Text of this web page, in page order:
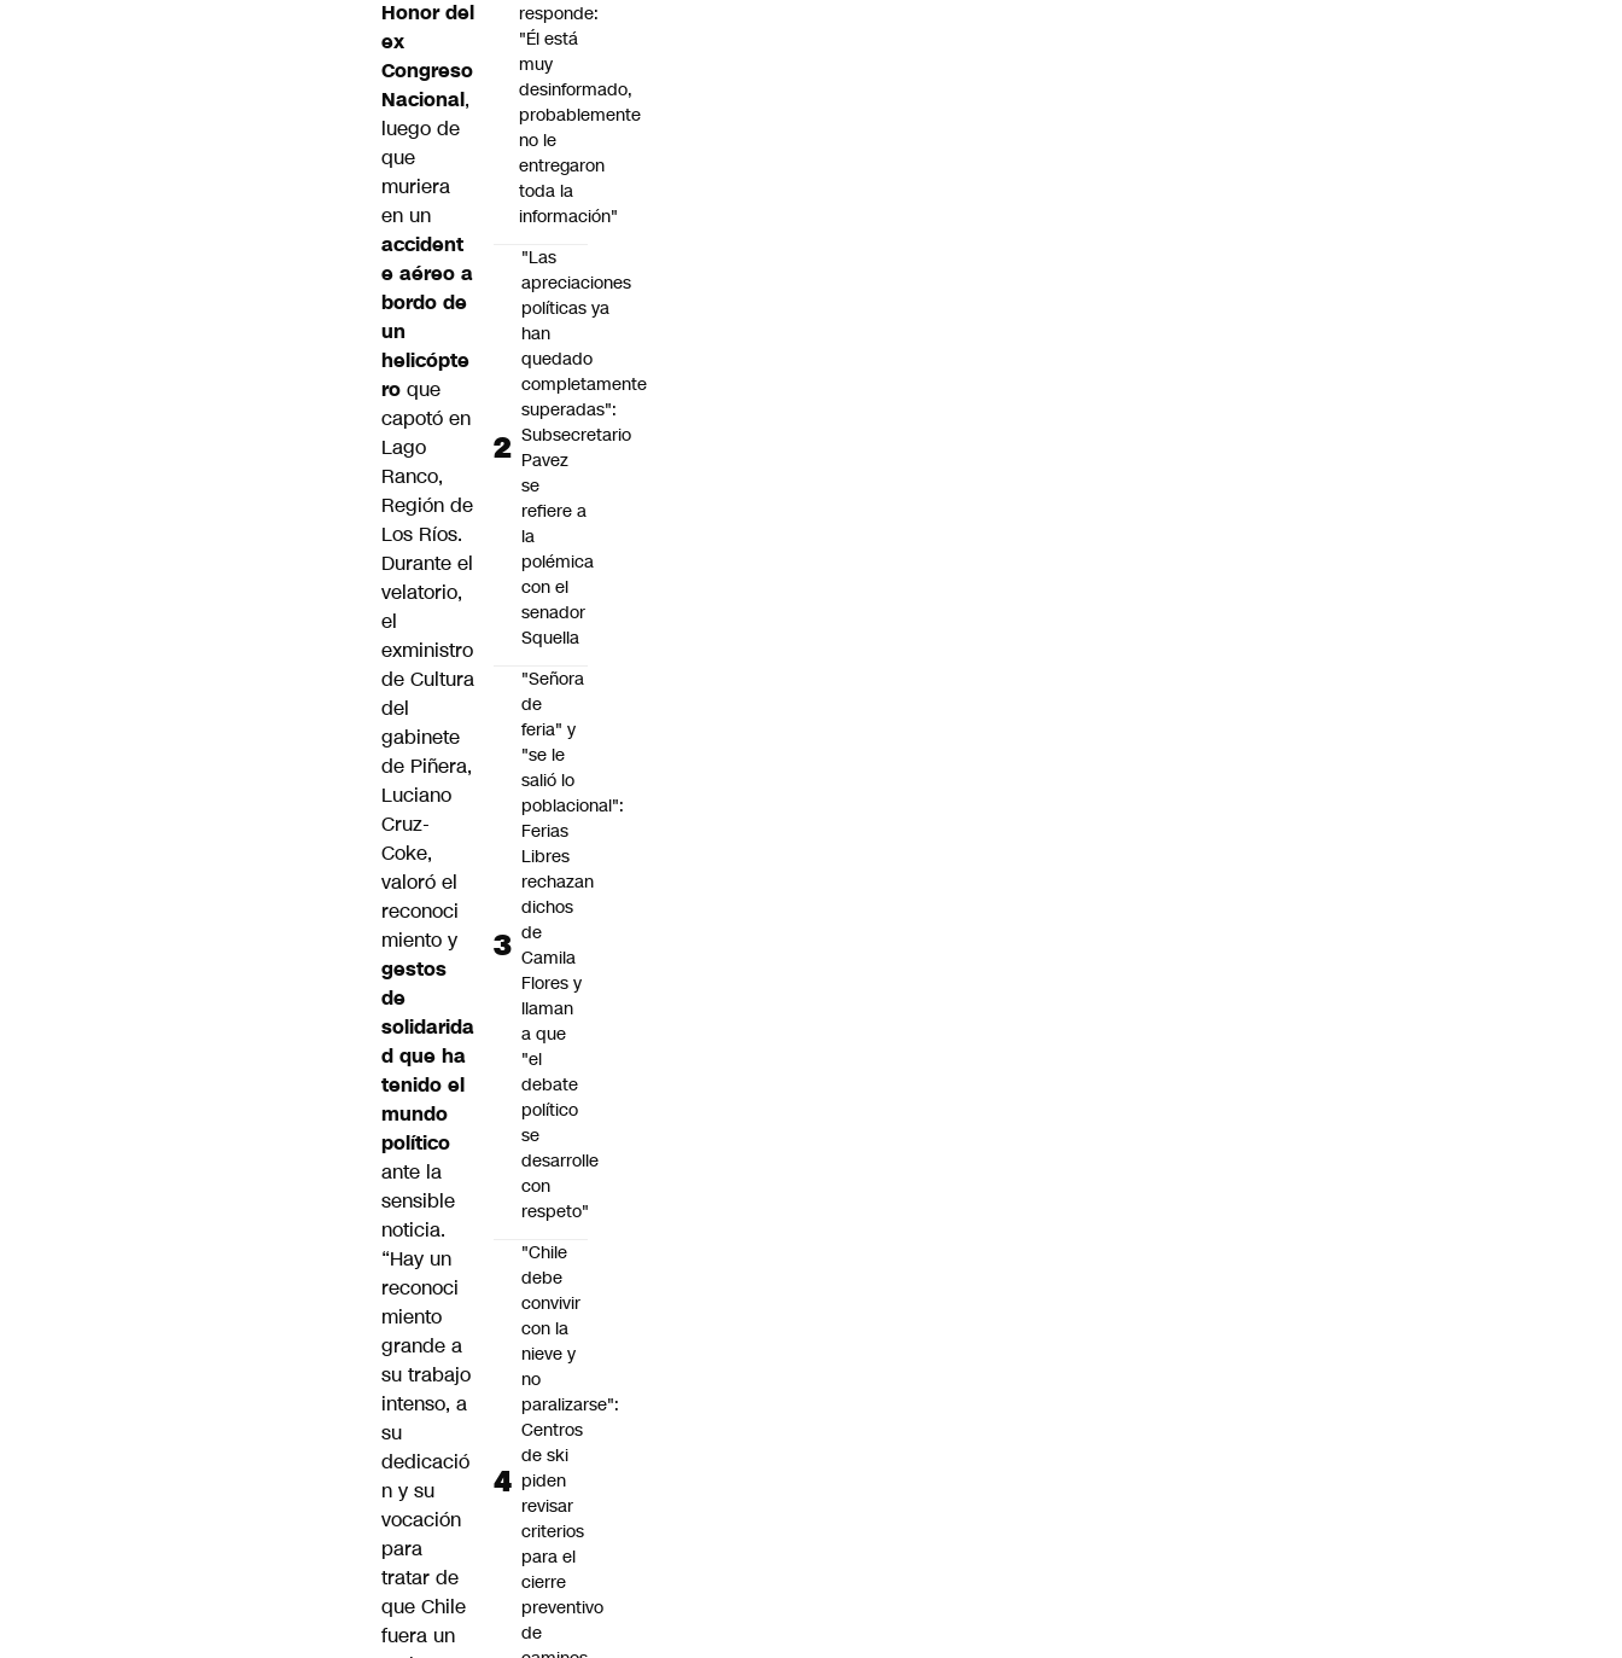
Honor del
ex
Congreso
Nacional,
luego de
que
muriera
en un
accident
e aéreo a
bordo de
un
helicópte
ro que
capotó en
Lago
Ranco,
Región de
Los Ríos.
Durante el
velatorio,
el
exministro
de Cultura
del
gabinete
de Piñera,
Luciano
Cruz-
Coke,
valoró el
reconoci
miento y
gestos
de
solidarida
d que ha
tenido el
mundo
político
ante la
sensible
noticia.
“Hay un
reconoci
miento
grande a
su trabajo
intenso, a
su
dedicació
n y su
vocación
para
tratar de
que Chile
fuera un
responde:
"Él está
muy
desinformado,
probablemente
no le
entregaron
toda la
información"
"Las
apreciaciones
políticas ya
han
quedado
completamente
superadas":
Subsecretario
Pavez
se
refiere a
la
polémica
con el
senador
Squella
"Señora
de
feria" y
"se le
salió lo
poblacional":
Ferias
Libres
rechazan
dichos
de
Camila
Flores y
llaman
a que
"el
debate
político
se
desarrolle
con
respeto"
"Chile
debe
convivir
con la
nieve y
no
paralizarse":
Centros
de ski
piden
revisar
criterios
para el
cierre
preventivo
de